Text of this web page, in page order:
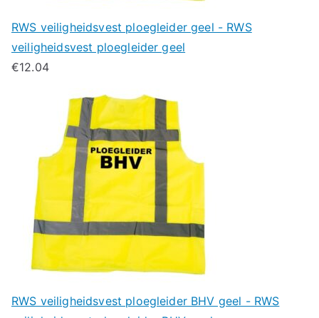
RWS veiligheidsvest ploegleider geel - RWS
veiligheidsvest ploegleider geel
€12.04
RWS veiligheidsvest ploegleider BHV geel - RWS